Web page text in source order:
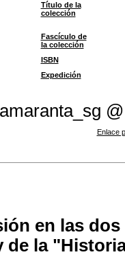
Título de la
colección
Fascículo de
la colección
ISBN
Expedición
@
Enlace
en las
de la